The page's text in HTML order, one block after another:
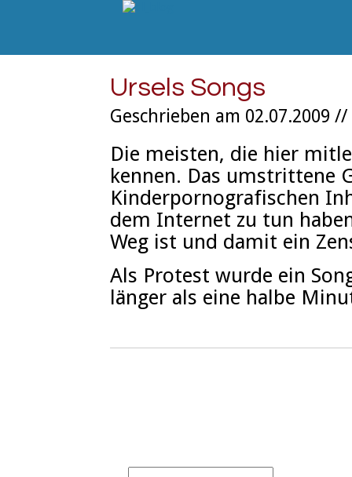
Ursels Songs
Geschrieben am 02.07.2009 //
Die meisten, die hier
kennen. Das umstrittene
Kinderpornografischen
dem Internet zu tun
Weg ist und damit ein
Als Protest wurde ein
länger als eine halbe